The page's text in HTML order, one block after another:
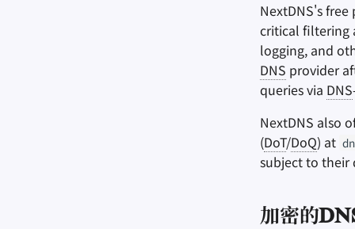
NextDNS's
critical filtering
logging, and
DNS provider
queries via DNS
NextDNS also
(DoT/DoQ) at
subject to
加密的